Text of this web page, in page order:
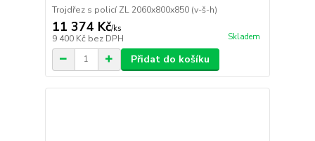
Trojdřez s policí ZL 2060x800x850 (v-š-h)
11 374 Kč/ks
9 400 Kč bez DPH Skladem
Přidat do košíku